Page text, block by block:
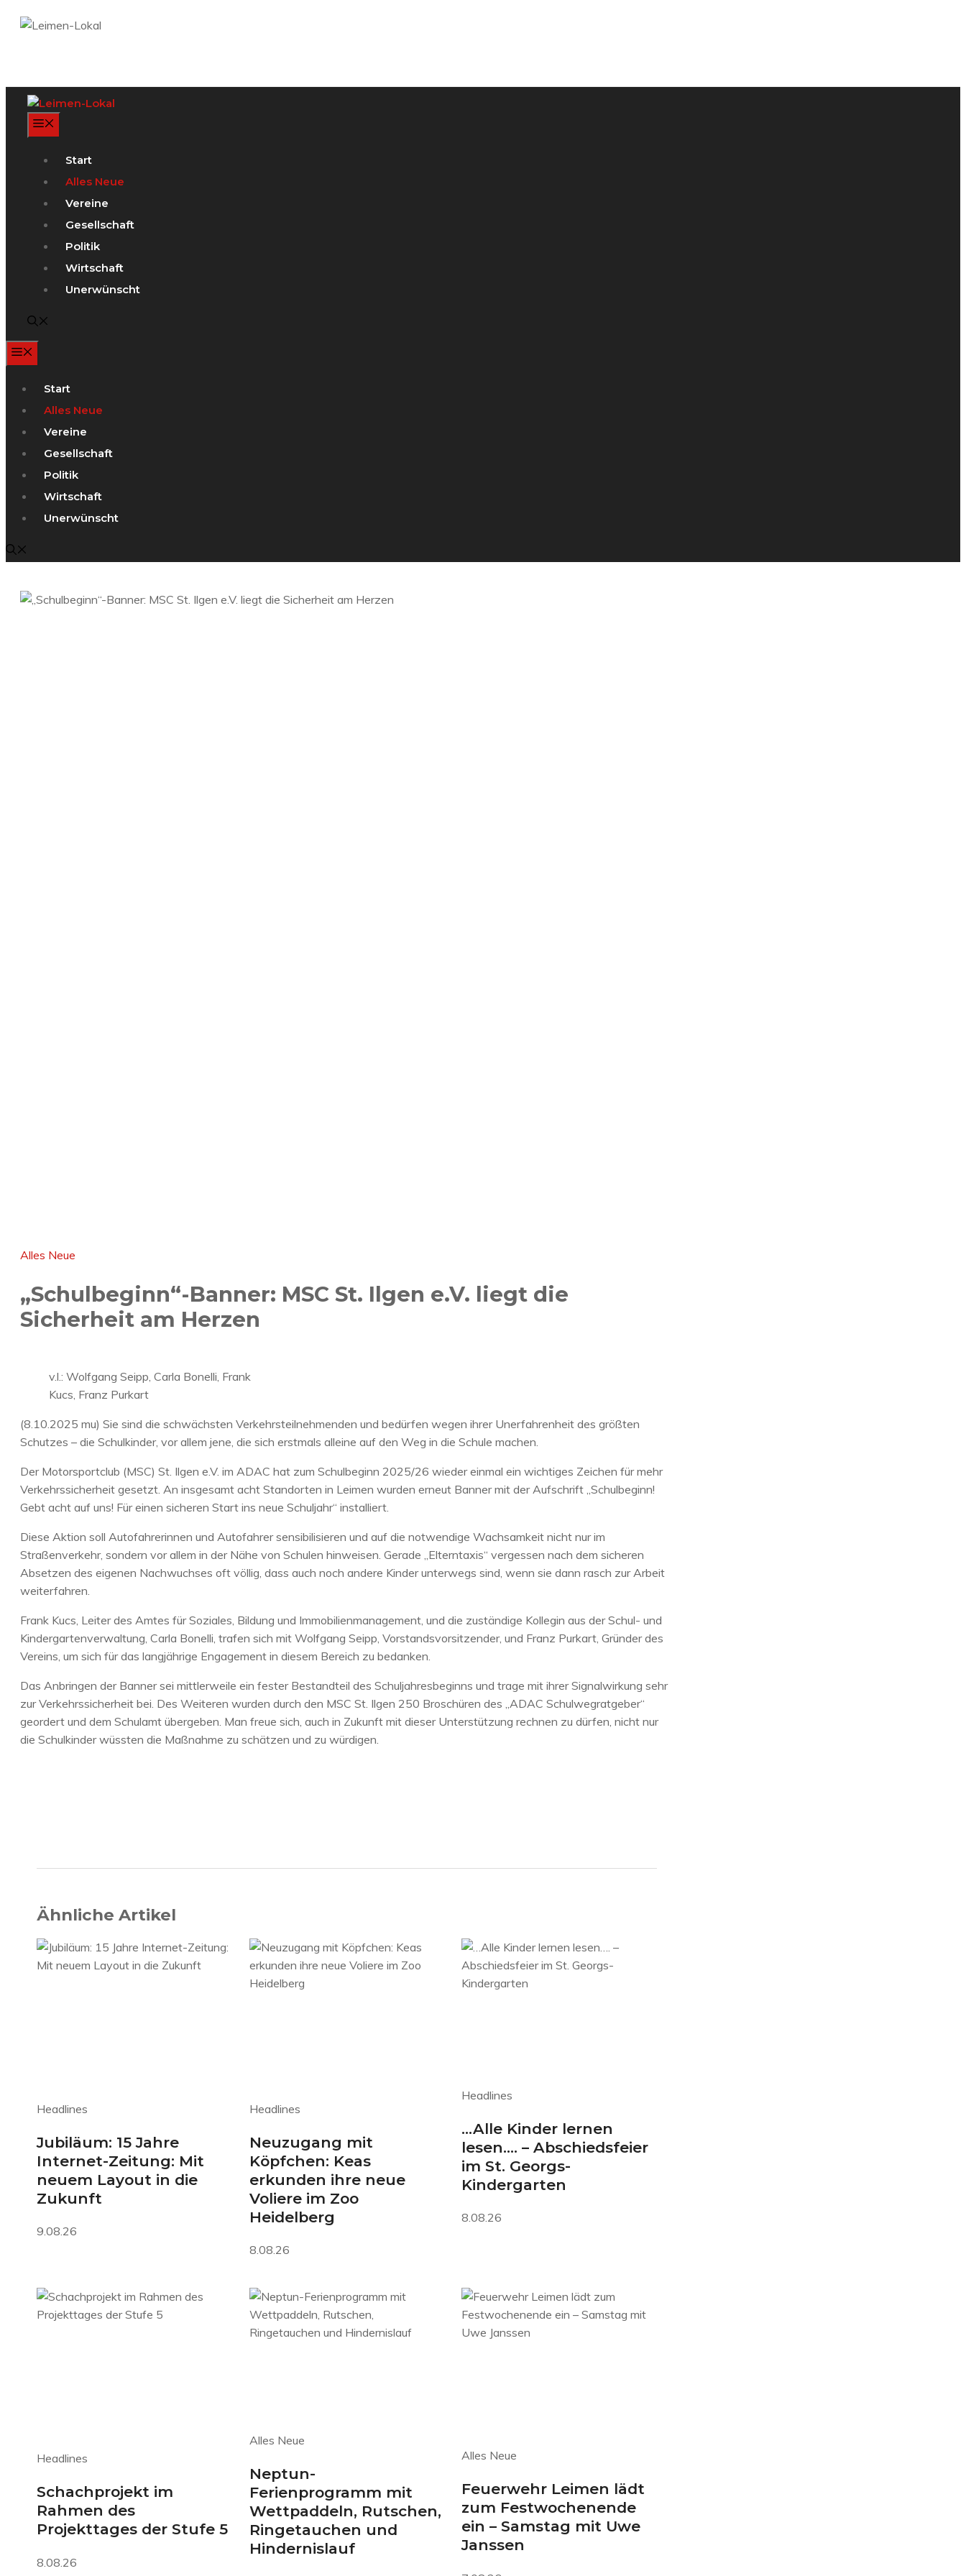
Zum
Inhalt
Start
Alles Neue
Vereine
Gesellschaft
Politik
Wirtschaft
Unerwünscht
Start
Alles Neue
Vereine
Gesellschaft
Politik
Wirtschaft
Unerwünscht
Alles Neue
„Schulbeginn“-Banner: MSC St. Ilgen e.V. liegt die
Sicherheit am Herzen
v.l.: Wolfgang Seipp, Carla Bonelli, Frank
Kucs, Franz Purkart
(8.10.2025 mu) Sie sind die schwächsten Verkehrsteilnehmenden und bedürfen wegen ihrer Unerfahrenheit des größten
Schutzes – die Schulkinder, vor allem jene, die sich erstmals alleine auf den Weg in die Schule machen.
Der Motorsportclub (MSC) St. Ilgen e.V. im ADAC hat zum Schulbeginn 2025/26 wieder einmal ein wichtiges Zeichen für mehr
Verkehrssicherheit gesetzt. An insgesamt acht Standorten in Leimen wurden erneut Banner mit der Aufschrift „Schulbeginn!
Gebt acht auf uns! Für einen sicheren Start ins neue Schuljahr“ installiert.
Diese Aktion soll Autofahrerinnen und Autofahrer sensibilisieren und auf die notwendige Wachsamkeit nicht nur im
Straßenverkehr, sondern vor allem in der Nähe von Schulen hinweisen. Gerade „Elterntaxis“ vergessen nach dem sicheren
Absetzen des eigenen Nachwuchses oft völlig, dass auch noch andere Kinder unterwegs sind, wenn sie dann rasch zur Arbeit
weiterfahren.
Frank Kucs, Leiter des Amtes für Soziales, Bildung und Immobilienmanagement, und die zuständige Kollegin aus der Schul- und
Kindergartenverwaltung, Carla Bonelli, trafen sich mit Wolfgang Seipp, Vorstandsvorsitzender, und Franz Purkart, Gründer des
Vereins, um sich für das langjährige Engagement in diesem Bereich zu bedanken.
Das Anbringen der Banner sei mittlerweile ein fester Bestandteil des Schuljahresbeginns und trage mit ihrer Signalwirkung sehr
zur Verkehrssicherheit bei. Des Weiteren wurden durch den MSC St. Ilgen 250 Broschüren des „ADAC Schulwegratgeber“
geordert und dem Schulamt übergeben. Man freue sich, auch in Zukunft mit dieser Unterstützung rechnen zu dürfen, nicht nur
die Schulkinder wüssten die Maßnahme zu schätzen und zu würdigen.
Ähnliche Artikel
Headlines
Jubiläum: 15 Jahre
Internet-Zeitung: Mit
neuem Layout in die
Zukunft
9.08.26
Headlines
Neuzugang mit
Köpfchen: Keas
erkunden ihre neue
Voliere im Zoo
Heidelberg
8.08.26
Headlines
…Alle Kinder lernen
lesen…. – Abschiedsfeier
im St. Georgs-
Kindergarten
8.08.26
Headlines
Schachprojekt im
Rahmen des
Projekttages der Stufe 5
8.08.26
Alles Neue
Neptun-
Ferienprogramm mit
Wettpaddeln, Rutschen,
Ringetauchen und
Hindernislauf
Alles Neue
Feuerwehr Leimen lädt
zum Festwochenende
ein – Samstag mit Uwe
Janssen